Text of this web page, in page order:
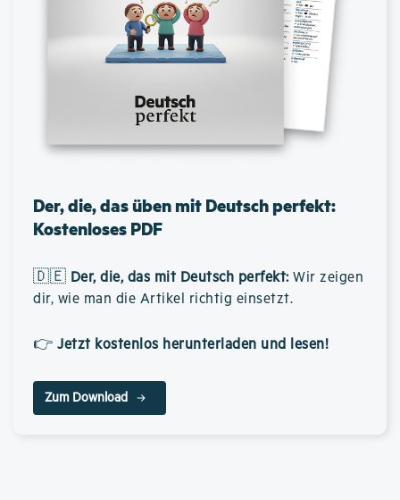
Der, die, das üben mit Deutsch perfekt:
Kostenloses PDF
🇩🇪 Der, die, das mit Deutsch perfekt: Wir zeigen
dir, wie man die Artikel richtig einsetzt.
👉 Jetzt kostenlos herunterladen und lesen!
Zum Download